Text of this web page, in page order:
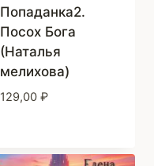
Попаданка2.
Посох Бога
(Наталья
мелихова)
129,00 ₽